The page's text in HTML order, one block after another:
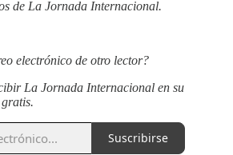
de La Jornada Internacional.
electrónico de otro lector?
La Jornada Internacional en su
Suscribirse